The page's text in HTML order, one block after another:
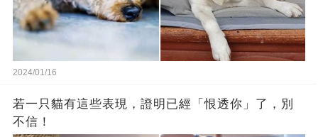
2024/01/16
若一只貓有這些表現，證明已經「恨透你」了，別
不信！